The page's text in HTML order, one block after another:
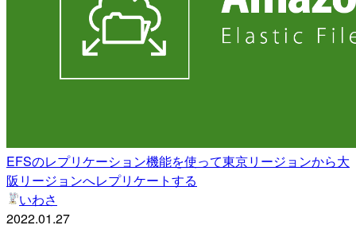
EFSのレプリケーション機能を使って東京リージョンから大
阪リージョンへレプリケートする
いわさ
2022.01.27